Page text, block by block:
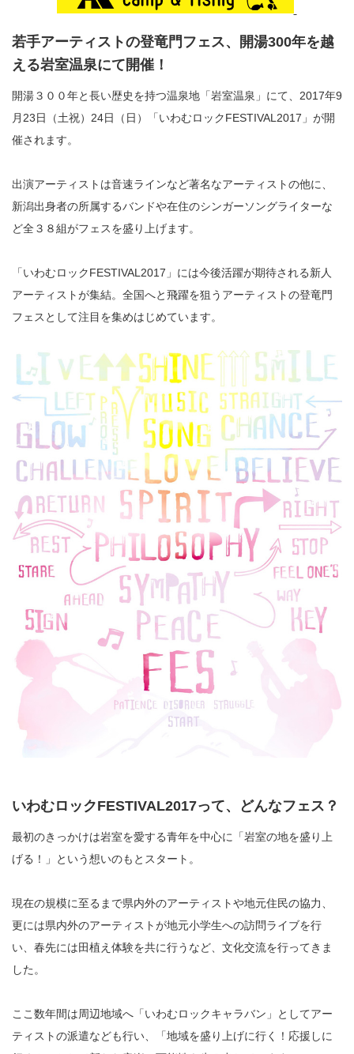
若手アーティストの登竜門フェス、開湯300年を越
える岩室温泉にて開催！
開湯３００年と長い歴史を持つ温泉地「岩室温泉」にて、2017年9
月23日（土祝）24日（日）「いわむロックFESTIVAL2017」が開
催されます。
出演アーティストは音速ラインなど著名なアーティストの他に、
新潟出身者の所属するバンドや在住のシンガーソングライターな
ど全３８組がフェスを盛り上げます。
「いわむロックFESTIVAL2017」には今後活躍が期待される新人
アーティストが集結。全国へと飛躍を狙うアーティストの登竜門
フェスとして注目を集めはじめています。
いわむロックFESTIVAL2017って、どんなフェス？
最初のきっかけは岩室を愛する青年を中心に「岩室の地を盛り上
げる！」という想いのもとスタート。
現在の規模に至るまで県内外のアーティストや地元住民の協力、
更には県内外のアーティストが地元小学生への訪問ライブを行
い、春先には田植え体験を共に行うなど、文化交流を行ってきま
した。
ここ数年間は周辺地域へ「いわむロックキャラバン」としてアー
ティストの派遣なども行い、「地域を盛り上げに行く！応援しに